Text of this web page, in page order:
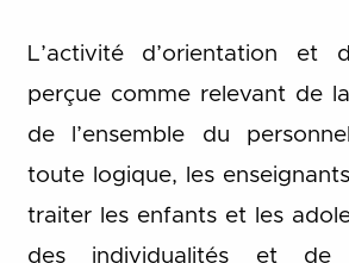
L’activité d’orientation et
perçue comme relevant de
de l’ensemble du
toute logique, les
traiter les enfants et les
des individualités et